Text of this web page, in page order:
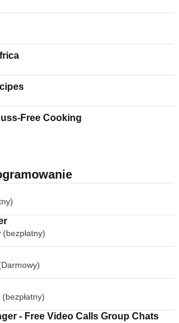
Free Cooking
Viber Messenger - Free Video Calls Group Chats